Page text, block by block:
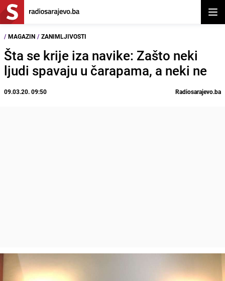
/ MAGAZIN / ZANIMLJIVOSTI
Šta se krije iza navike: Zašto neki
ljudi spavaju u čarapama, a neki ne
09.03.20. 09:50 Radiosarajevo.ba